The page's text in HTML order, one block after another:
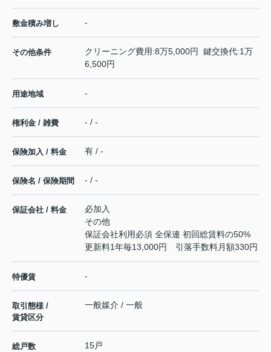
敷金積み増し -
その他条件
クリーニング費用:8万5,000円 鍵交換代:1万
6,500円
用途地域 -
権利金 / 雑費 - / -
保険加入 / 料金 有 / -
保険名 / 保険期間 - / -
保証会社 / 料金
必加入
その他
保証会社利用必須 全保連 初回総賃料の50%
更新料1年毎13,000円 引落手数料月額330円
特優賃 -
取引態様 /
賃貸区分
一般媒介 / 一般
総戸数 15戸